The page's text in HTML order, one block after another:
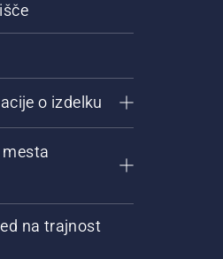
o izdelku
na trajnost